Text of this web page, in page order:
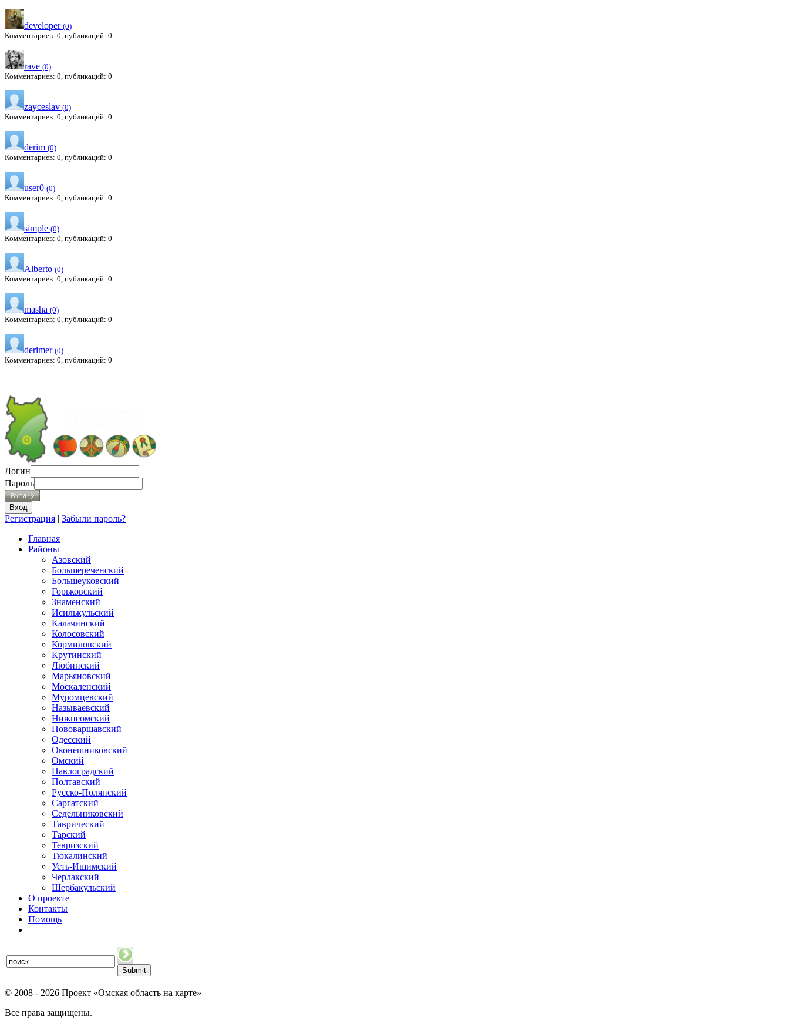
developer (0)
Комментариев: 0, публикаций: 0
rave (0)
Комментариев: 0, публикаций: 0
zayceslav (0)
Комментариев: 0, публикаций: 0
derim (0)
Комментариев: 0, публикаций: 0
user0 (0)
Комментариев: 0, публикаций: 0
simple (0)
Комментариев: 0, публикаций: 0
Alberto (0)
Комментариев: 0, публикаций: 0
masha (0)
Комментариев: 0, публикаций: 0
derimer (0)
Комментариев: 0, публикаций: 0
Логин
Пароль
Регистрация | Забыли пароль?
Главная
Районы
Азовский
Большереченский
Большеуковский
Горьковский
Знаменский
Исилькульский
Калачинский
Колосовский
Кормиловский
Крутинский
Любинский
Марьяновский
Москаленский
Муромцевский
Называевский
Нижнеомский
Нововаршавский
Одесский
Оконешниковский
Омский
Павлоградский
Полтавский
Русско-Полянский
Саргатский
Седельниковский
Таврический
Тарский
Тевризский
Тюкалинский
Усть-Ишимский
Черлакский
Шербакульский
О проекте
Контакты
Помощь
© 2008 - 2026 Проект «Омская область на карте»
Все права защищены.